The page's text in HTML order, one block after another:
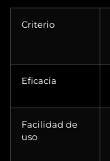
Criterio
Eficacia
Facilidad de
uso